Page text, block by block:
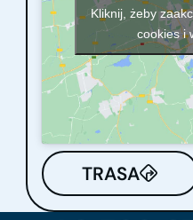
Kliknij, żeby
cookies i
TRASA